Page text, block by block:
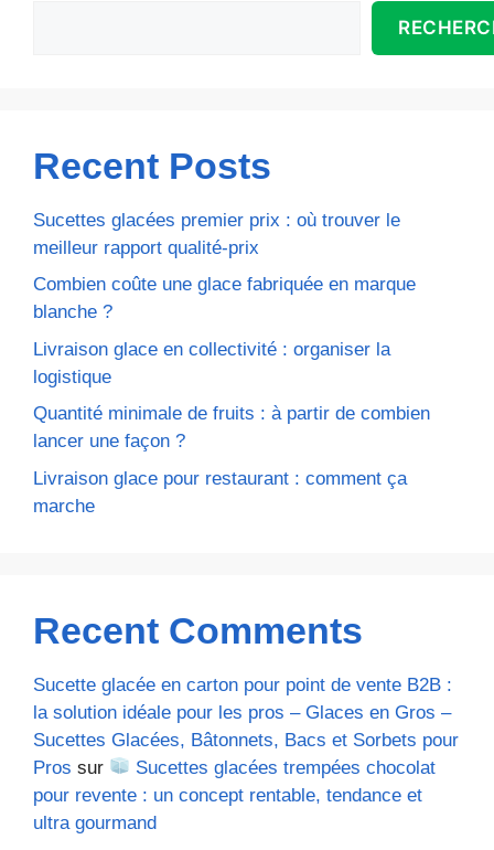
Recent Posts
Sucettes glacées premier prix : où trouver le
meilleur rapport qualité-prix
Combien coûte une glace fabriquée en marque
blanche ?
Livraison glace en collectivité : organiser la
logistique
Quantité minimale de fruits : à partir de combien
lancer une façon ?
Livraison glace pour restaurant : comment ça
marche
Recent Comments
Sucette glacée en carton pour point de vente B2B :
la solution idéale pour les pros – Glaces en Gros –
Sucettes Glacées, Bâtonnets, Bacs et Sorbets pour
Pros sur
Sucettes glacées trempées chocolat
pour revente : un concept rentable, tendance et
ultra gourmand